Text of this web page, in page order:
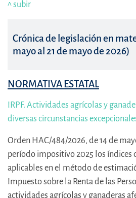
^ subir
Crónica de legislación en
mayo al 21 de mayo de 2026)
NORMATIVA ESTATAL
IRPF. Actividades agrícolas y
diversas circunstancias
Orden HAC/484/2026, de 14 de
período impositivo 2025 los
aplicables en el método de
Impuesto sobre la Renta de las
actividades agrícolas y ganaderas